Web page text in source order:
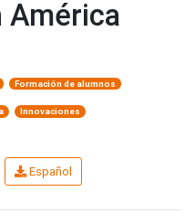
América
Formación de alumnos
Innovaciones
Español